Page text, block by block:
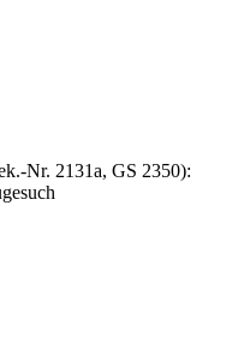
Nr. 2131a, GS 2350):